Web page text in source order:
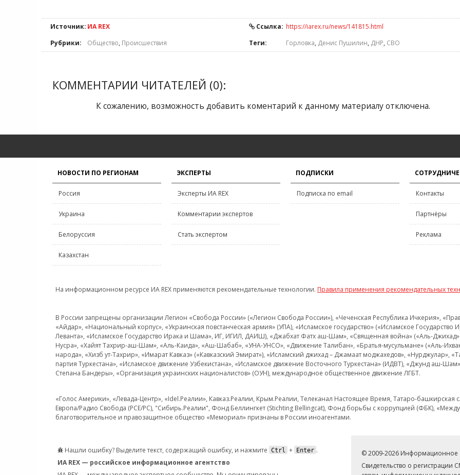
Источник: ИА REX Ссылка: https://iarex.ru/news/141815.html
Рубрики:
Общество, Происшествия Теги: Горловка, Денис Пушилин, ДНР, СВО
КОММЕНТАРИИ ЧИТАТЕЛЕЙ (0):
К сожалению, возможность добавить коментарий к данному материалу отключена.
НОВОСТИ ПО РЕГИОНАМ
Россия
Украина
Белоруссия
Казахстан
ЭКСПЕРТЫ
Эксперты ИА REX
Комментарии экспертов
Стать экспертом
ПОДПИСКИ
Подписка по email Контакты
Партнёры
Реклама
На информационном ресурсе ИА REX применяются рекомендательные технологии. Правила применения рекомендательных
В России запрещены организации Легион «Свобода России» («Легион Свобода России»), «Чеченская Республика Ичкерия»,
«Айдар», «Национальный корпус», «Украинская повстанческая армия» (УПА), «Исламское государство» («Исламское
Леванта», «Исламское Государство Ирака и Шама», ИГ, ИГИЛ, ДАИШ), «Джабхат Фатх аш-Шам», «Священная война» («Аль-Джихад»
Нусра», «Хайят Тахрир-аш-Шам», «Аль-Каида», «Аш-Шабаб», «УНА-УНСО», «Движение Талибан», «Братья-мусульмане» («Аль-
народа», «Хизб ут-Тахрир», «Имарат Кавказ» («Кавказский Эмират»), «Исламский джихад – Джамаат моджахедов», «Нурджулар»,
партия Туркестана», «Исламское движение Узбекистана», «Исламское движение Восточного Туркестана» (ИДВТ), «Джунд аш-
Степана Бандеры», «Организация украинских националистов» (ОУН), международное общественное движение ЛГБТ.
«Голос Америки», «Левада-Центр», «Idel.Реалии», Кавказ.Реалии, Крым.Реалии, Телеканал Настоящее Время, Татаро-
Европа/Радио Свобода (PCE/PC), "Сибирь.Реалии", Фонд Беллингкет (Stichting Bellingcat), Фонд борьбы с коррупцией (ФБК),
благотворительное и правозащитное общество «Мемориал» признаны в России иноагентами.
Нашли ошибку? Выделите текст, содержащий ошибку, и нажмите Ctrl + Enter .
ИА REX — российское информационное агентство
© 2009-2026 Информационное
Свидетельство о